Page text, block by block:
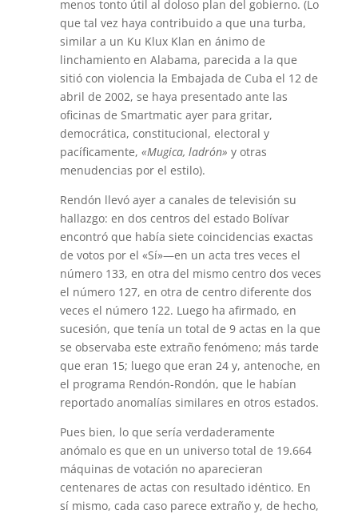
menos tonto útil al doloso plan del gobierno. (Lo
que tal vez haya contribuido a que una turba,
similar a un Ku Klux Klan en ánimo de
linchamiento en Alabama, parecida a la que
sitió con violencia la Embajada de Cuba el 12 de
abril de 2002, se haya presentado ante las
oficinas de Smartmatic ayer para gritar,
democrática, constitucional, electoral y
pacíficamente, «Mugica, ladrón» y otras
menudencias por el estilo).
Rendón llevó ayer a canales de televisión su
hallazgo: en dos centros del estado Bolívar
encontró que había siete coincidencias exactas
de votos por el «Sí»—en un acta tres veces el
número 133, en otra del mismo centro dos veces
el número 127, en otra de centro diferente dos
veces el número 122. Luego ha afirmado, en
sucesión, que tenía un total de 9 actas en la que
se observaba este extraño fenómeno; más tarde
que eran 15; luego que eran 24 y, antenoche, en
el programa Rendón-Rondón, que le habían
reportado anomalías similares en otros estados.
Pues bien, lo que sería verdaderamente
anómalo es que en un universo total de 19.664
máquinas de votación no aparecieran
centenares de actas con resultado idéntico. En
sí mismo, cada caso parece extraño y, de hecho,